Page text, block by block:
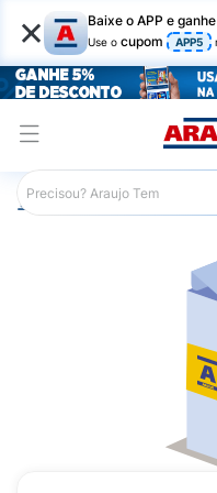
× Baixe o APP e
Use o cupom APP5
Araujo Medicamentos